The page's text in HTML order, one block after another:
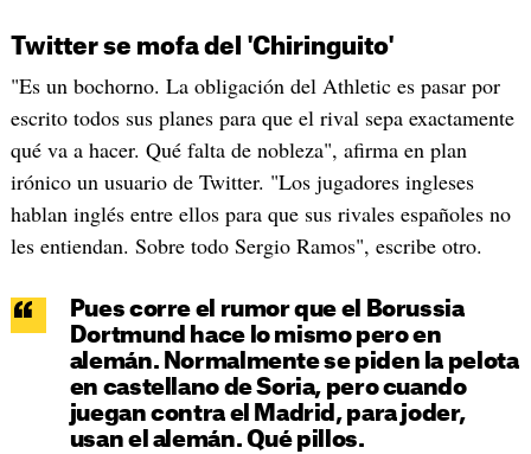
Twitter se mofa del 'Chiringuito'
"Es un bochorno. La obligación del Athletic es pasar por
escrito todos sus planes para que el rival sepa exactamente
qué va a hacer. Qué falta de nobleza", afirma en plan
irónico un usuario de Twitter. "Los jugadores ingleses
hablan inglés entre ellos para que sus rivales españoles no
les entiendan. Sobre todo Sergio Ramos", escribe otro.
Pues corre el rumor que el Borussia
Dortmund hace lo mismo pero en
alemán. Normalmente se piden la pelota
en castellano de Soria, pero cuando
juegan contra el Madrid, para joder,
usan el alemán. Qué pillos.